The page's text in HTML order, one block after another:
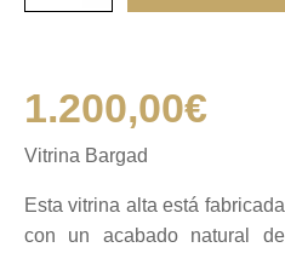
cantidad
1.200,00€
Vitrina Bargad
Esta vitrina alta está
con un acabado natural